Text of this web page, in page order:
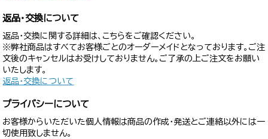
返品・交換について
返品・交換に関する詳細は、こちらをご確認ください。
※弊社商品はすべてお客様ごとのオーダーメイドとなっております。ご注
文後のキャンセルはお受けしておりません。ご了承の上ご注文をお願い
いたします。
返品・交換について
プライバシーについて
お客様からいただいた個人情報は商品の作成・発送とご連絡以外には一
切使用致しません。